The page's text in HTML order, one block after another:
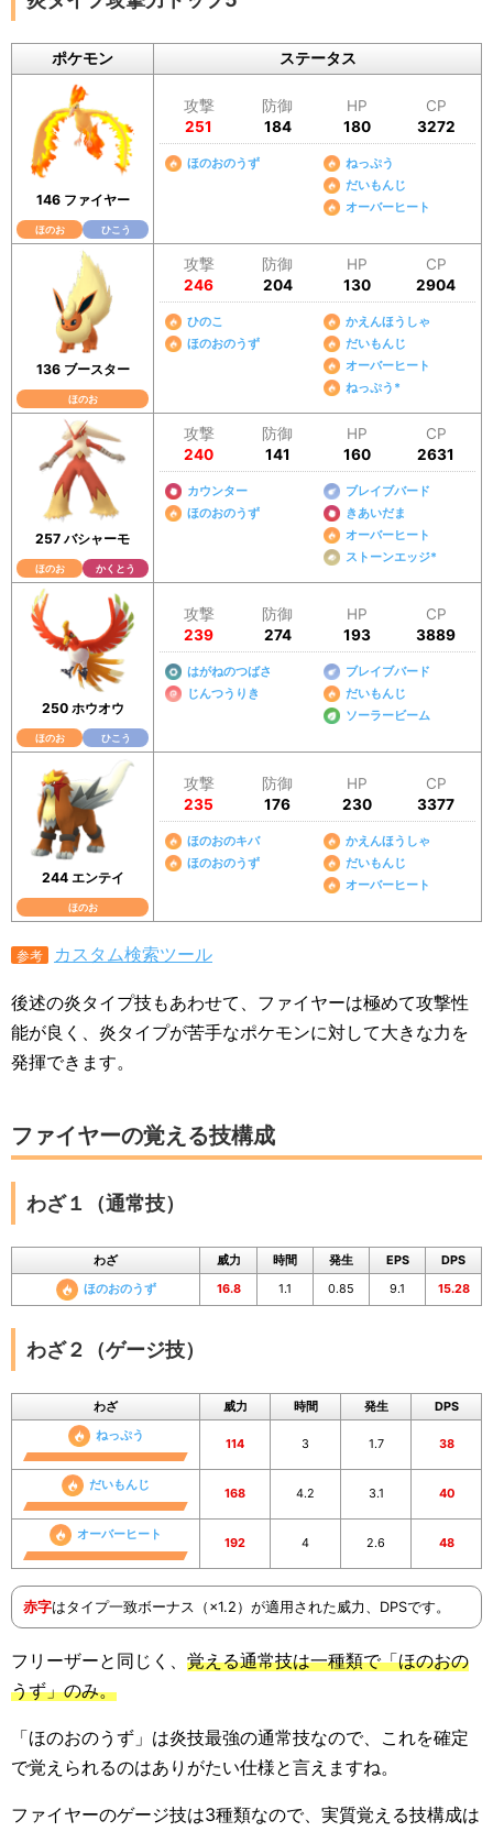
ポケモン ステータス
146 ファイヤー
ほのお ひこう
攻撃
251
防御
184
HP
180
CP
3272
ほのおのうず
ねっぷう
だいもんじ
オーバーヒート
136 ブースター
ほのお
攻撃
246
防御
204
HP
130
CP
2904
ひのこ
ほのおのうず
かえんほうしゃ
だいもんじ
オーバーヒート
ねっぷう*
257 バシャーモ
ほのお かくとう
攻撃
240
防御
141
HP
160
CP
2631
カウンター
ほのおのうず
ブレイブバード
きあいだま
オーバーヒート
ストーンエッジ*
250 ホウオウ
ほのお ひこう
攻撃
239
防御
274
HP
193
CP
3889
はがねのつばさ
じんつうりき
ブレイブバード
だいもんじ
ソーラービーム
244 エンテイ
ほのお
攻撃
235
防御
176
HP
230
CP
3377
ほのおのキバ
ほのおのうず
かえんほうしゃ
だいもんじ
オーバーヒート
参考 カスタム検索ツール
後述の炎タイプ技もあわせて、ファイヤーは極めて攻撃性
能が良く、炎タイプが苦手なポケモンに対して大きな力を
発揮できます。
ファイヤーの覚える技構成
わざ１（通常技）
わざ 威力 時間 発生 EPS
DPS
ほのおのうず
16.8 1.1 0.85 9.1 15.28
わざ２（ゲージ技）
わざ 威力 時間 発生
DPS
ねっぷう
114 3 1.7 38
だいもんじ
168 4.2 3.1 40
オーバーヒート
192 4 2.6 48
赤字はタイプ一致ボーナス（×1.2）が適用された威力、DPSです。
フリーザーと同じく、 覚える通常技は一種類で「ほのおの
うず」のみ。
「ほのおのうず」は炎技最強の通常技なので、これを確定
で覚えられるのはありがたい仕様と言えますね。
ファイヤーのゲージ技は3種類なので、実質覚える技構成は